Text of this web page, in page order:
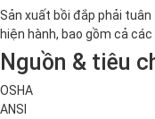
Sản xuất bồi đắp phải
hiện hành, bao gồm cả
Nguồn & tiêu
OSHA
ANSI